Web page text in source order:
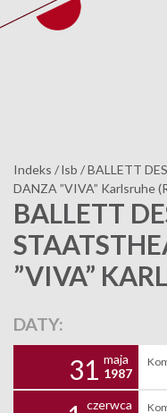
Indeks /lsb /BALLETT
DANZA ”VIVA” Karlsruhe
BALLETT
”VIVA”
DATY:
31 maja
1987
czerwca